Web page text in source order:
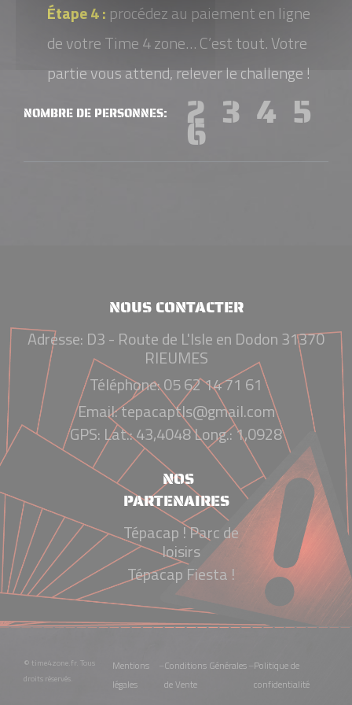
Étape 4 : procédez au paiement en ligne
de votre Time 4 zone… C’est tout. Votre
partie vous attend, relever le challenge !
NOMBRE DE PERSONNES 2 3 4 5
6
NOUS CONTACTER
Adresse: D3 - Route de L'Isle en Dodon 31370
RIEUMES
Téléphone:05 62 14 71 61
Email:tepacaptls@gmail.com
GPS: Lat.: 43,4048 Long.: 1,0928
NOS
PARTENAIRES
Tépacap ! Parc de
loisirs
Tépacap Fiesta !
© time4zone.fr. Tous
droits réservés.
Mentions
légales
–Conditions Générales
de Vente
–Politique de
confidentialité